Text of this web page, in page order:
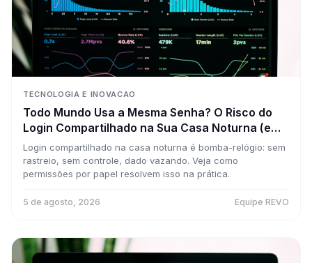
TECNOLOGIA E INOVACAO
Todo Mundo Usa a Mesma Senha? O Risco do
Login Compartilhado na Sua Casa Noturna (e
Como Resolver com Permissões por Papel)
Login compartilhado na casa noturna é bomba-relógio: sem
rastreio, sem controle, dado vazando. Veja como
permissões por papel resolvem isso na prática.
5 de agosto, 2026 Equipe REVO